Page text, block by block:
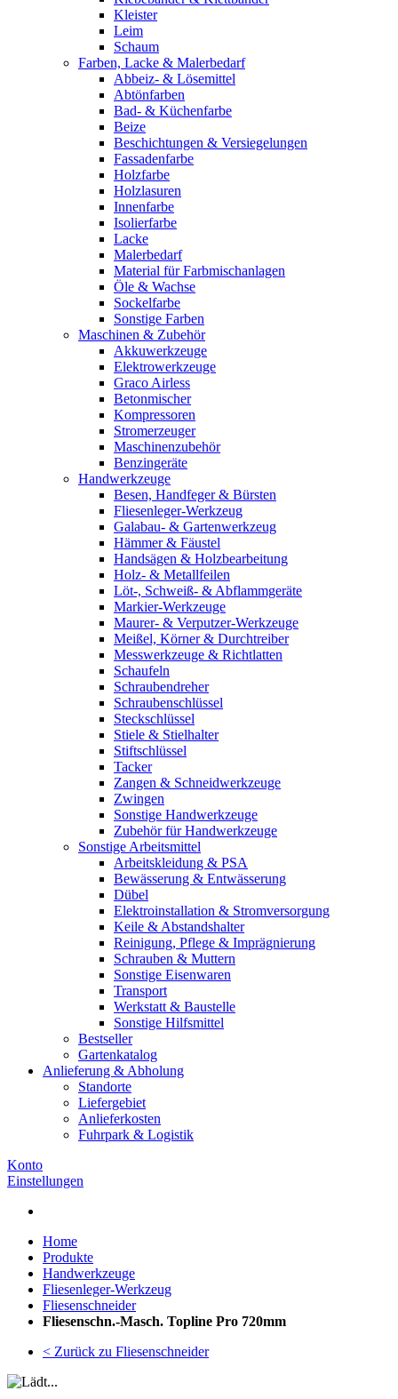
Kleister
Leim
Schaum
Farben, Lacke & Malerbedarf
Abbeiz- & Lösemittel
Abtönfarben
Bad- & Küchenfarbe
Beize
Beschichtungen & Versiegelungen
Fassadenfarbe
Holzfarbe
Holzlasuren
Innenfarbe
Isolierfarbe
Lacke
Malerbedarf
Material für Farbmischanlagen
Öle & Wachse
Sockelfarbe
Sonstige Farben
Maschinen & Zubehör
Akkuwerkzeuge
Elektrowerkzeuge
Graco Airless
Betonmischer
Kompressoren
Stromerzeuger
Maschinenzubehör
Benzingeräte
Handwerkzeuge
Besen, Handfeger & Bürsten
Fliesenleger-Werkzeug
Galabau- & Gartenwerkzeug
Hämmer & Fäustel
Handsägen & Holzbearbeitung
Holz- & Metallfeilen
Löt-, Schweiß- & Abflammgeräte
Markier-Werkzeuge
Maurer- & Verputzer-Werkzeuge
Meißel, Körner & Durchtreiber
Messwerkzeuge & Richtlatten
Schaufeln
Schraubendreher
Schraubenschlüssel
Steckschlüssel
Stiele & Stielhalter
Stiftschlüssel
Tacker
Zangen & Schneidwerkzeuge
Zwingen
Sonstige Handwerkzeuge
Zubehör für Handwerkzeuge
Sonstige Arbeitsmittel
Arbeitskleidung & PSA
Bewässerung & Entwässerung
Dübel
Elektroinstallation & Stromversorgung
Keile & Abstandshalter
Reinigung, Pflege & Imprägnierung
Schrauben & Muttern
Sonstige Eisenwaren
Transport
Werkstatt & Baustelle
Sonstige Hilfsmittel
Bestseller
Gartenkatalog
Anlieferung & Abholung
Standorte
Liefergebiet
Anlieferkosten
Fuhrpark & Logistik
Konto
Einstellungen
Home
Produkte
Handwerkzeuge
Fliesenleger-Werkzeug
Fliesenschneider
Fliesenschn.-Masch. Topline Pro 720mm
< Zurück zu Fliesenschneider